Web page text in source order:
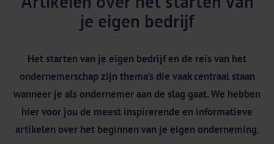
je eigen bedrijf
Het starten van je eigen bedrijf en de reis van het
ondernemerschap zijn thema's die vaak centraal staan
wanneer je als ondernemer aan de slag gaat. We hebben
hier voor jou de meest inspirerende en informatieve
artikelen over het beginnen van je eigen onderneming.